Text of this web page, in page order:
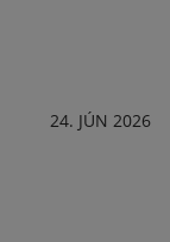
24. JÚN 2026